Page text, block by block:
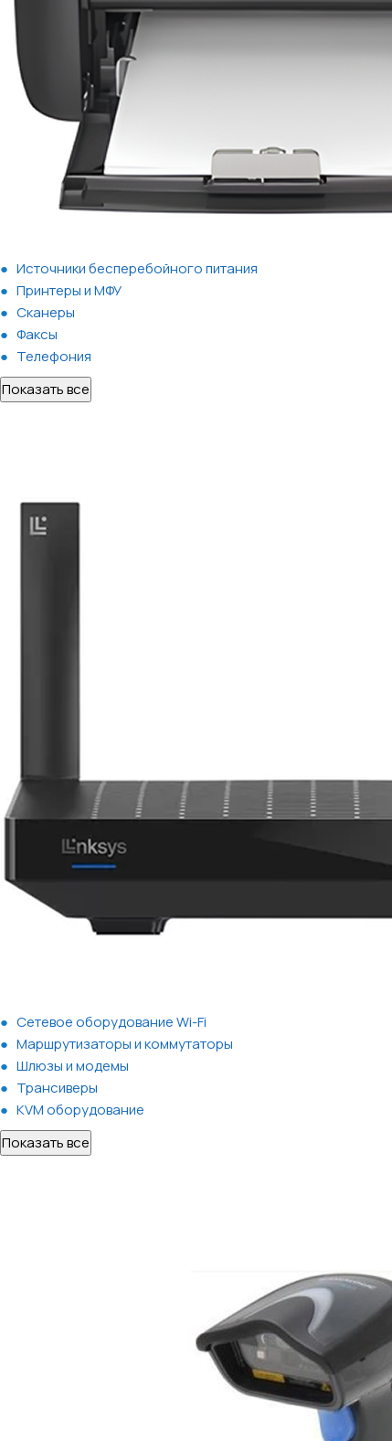
Источники бесперебойного питания
Принтеры и МФУ
Сканеры
Факсы
Телефония
Показать все
Сетевое оборудование Wi-Fi
Маршрутизаторы и коммутаторы
Шлюзы и модемы
Трансиверы
KVM оборудование
Показать все